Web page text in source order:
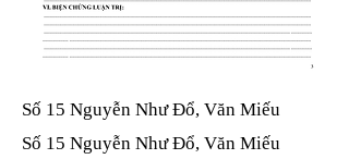
Số 15 Nguyễn Như Đổ, Văn Miếu​​​​
Số 15 Nguyễn Như Đổ, Văn Miếu​​​​